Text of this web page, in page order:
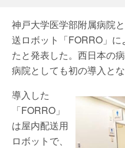
神戸大学医学部附属病院
送ロボット「FORRO」
たと発表した。西日本の
病院としても初の導入とな
導入した
「FORRO」
は屋内配送用
ロボットで、